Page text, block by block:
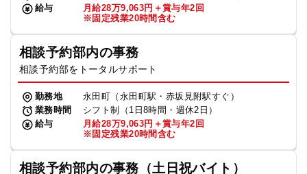
給与
月給28万9,063円＋賞与年2回
※固定残業20時間含む
相談予約部内の事務
相談予約部をトータルサポート
勤務地
永田町（永田町駅・赤坂見附駅すぐ）
業務時間
シフト制（1日8時間・週休2日）
給与
月給28万9,063円＋賞与年2回
※固定残業20時間含む
相談予約部内の事務（土日祝バイト）